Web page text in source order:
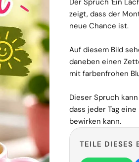
Der Spruch 'Ein
zeigt, dass der
neue Chance ist.
Auf diesem Bild
daneben einen
mit farbenfrohen
Dieser Spruch
dass jeder Tag
bewirken kann.
TEILE DIESES